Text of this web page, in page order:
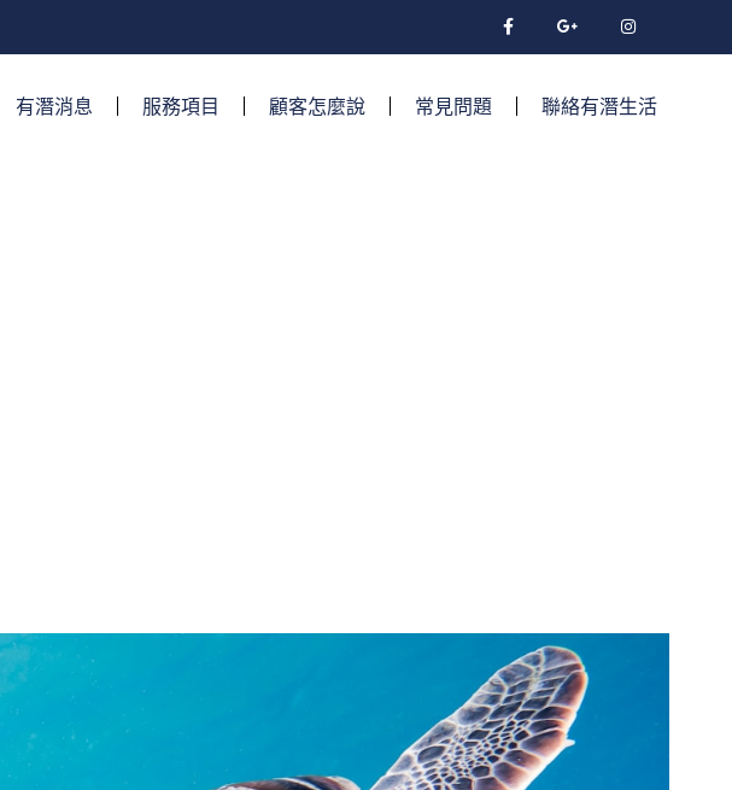
有潛消息 服務項目 顧客怎麼說 常見問題 聯絡有潛生活